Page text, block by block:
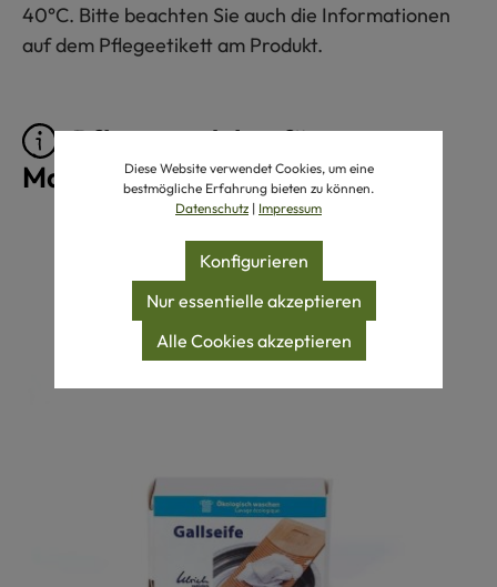
40°C. Bitte beachten Sie auch die Informationen
auf dem Pflegeetikett am Produkt.
Pflegeprodukte für
Maschinenwäsche 40°C
Diese Website verwendet Cookies, um eine
bestmögliche Erfahrung bieten zu können.
Datenschutz | Impressum
Nur essentielle akzeptieren
Konfigurieren
Alle Cookies akzeptieren